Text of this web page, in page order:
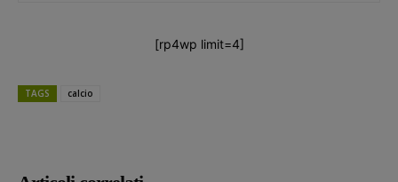
[rp4wp limit=4]
TAGS calcio